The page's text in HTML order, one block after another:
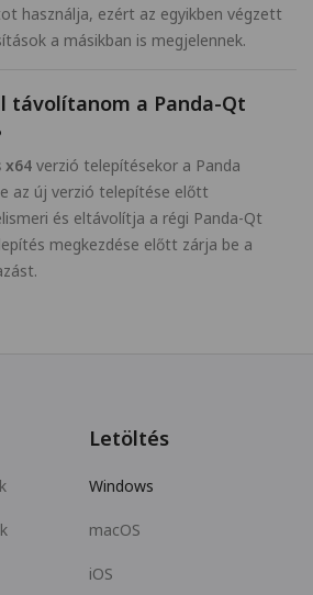
használja, ezért az egyikben végzett
a másikban is megjelennek.
távolítanom a Panda-Qt
x64 verzió telepítésekor a Panda
az új verzió telepítése előtt
és eltávolítja a régi Panda-Qt
megkezdése előtt zárja be a
Letöltés
Windows
macOS
iOS